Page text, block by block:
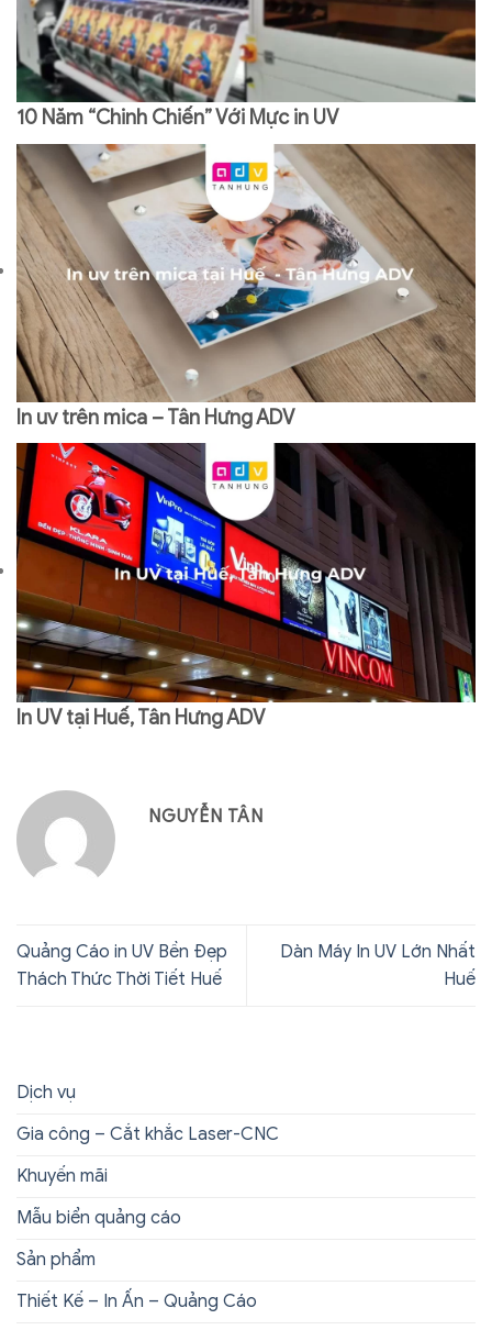
10 Năm “Chinh Chiến” Với Mực in UV
In uv trên mica – Tân Hưng ADV
In UV tại Huế, Tân Hưng ADV
NGUYỄN TÂN
Quảng Cáo in UV Bền Đẹp
Thách Thức Thời Tiết Huế
Dàn Máy In UV Lớn Nhất
Huế
Dịch vụ
Gia công – Cắt khắc Laser-CNC
Khuyến mãi
Mẫu biển quảng cáo
Sản phẩm
Thiết Kế – In Ấn – Quảng Cáo